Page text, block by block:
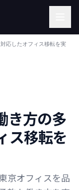
応したオフィス移転を実
き方の多
ス移転を
京オフィスを品